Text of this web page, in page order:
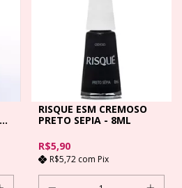
RISQUE ESM CREMOSO
PRETO SEPIA - 8ML
R$5,90
R$5,72 com Pix